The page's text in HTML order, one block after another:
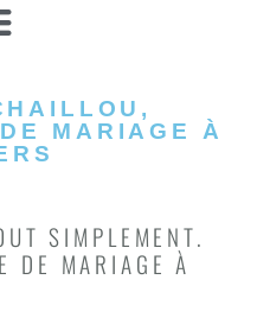
MARIAGE À
SIMPLEMENT.
DE MARIAGE À